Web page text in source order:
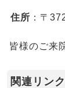
住所 ：〒
皆様のご来
関連リンク